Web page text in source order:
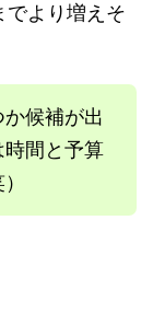
でより増えそ
候補が出
時間と予算